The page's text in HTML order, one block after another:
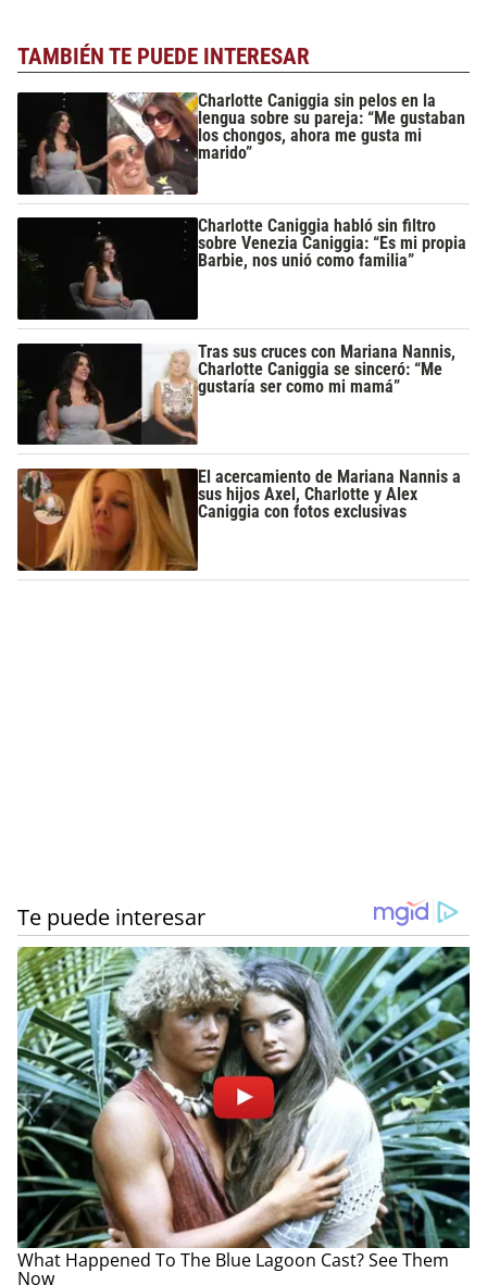
TAMBIÉN TE PUEDE INTERESAR
Charlotte Caniggia sin pelos en la
lengua sobre su pareja: “Me gustaban
los chongos, ahora me gusta mi
marido”
Charlotte Caniggia habló sin filtro
sobre Venezia Caniggia: “Es mi propia
Barbie, nos unió como familia”
Tras sus cruces con Mariana Nannis,
Charlotte Caniggia se sinceró: “Me
gustaría ser como mi mamá”
El acercamiento de Mariana Nannis a
sus hijos Axel, Charlotte y Alex
Caniggia con fotos exclusivas